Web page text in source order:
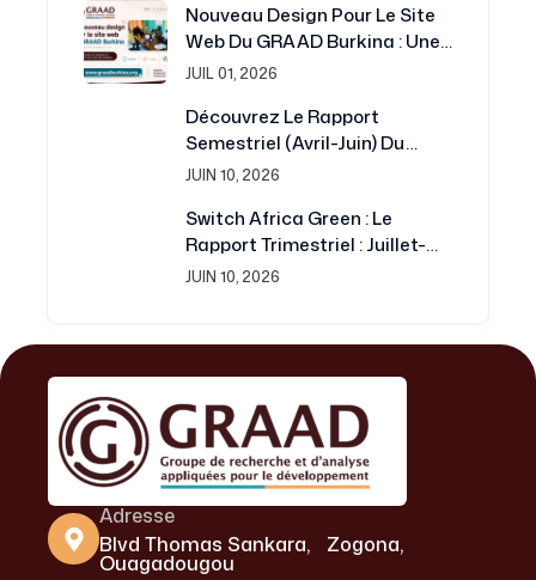
Nouveau Design Pour Le Site
Web Du GRAAD Burkina : Une
Plateforme Renouvelée Au
Développement
JUIL 01, 2026
Découvrez Le Rapport
Semestriel (avril-Juin) Du
Projet Switch Africa Green
JUIN 10, 2026
Switch Africa Green : Le
Rapport Trimestriel : Juillet-
Septembre 2016 Est
JUIN 10, 2026
Adresse
Blvd Thomas Sankara, Zogona,
Ouagadougou